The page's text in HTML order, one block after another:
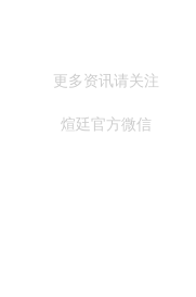
更多资讯请关注
煊廷官方微信